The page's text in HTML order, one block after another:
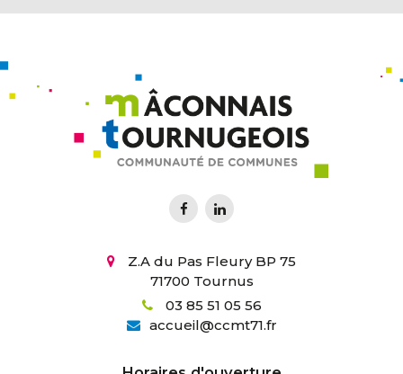
Z.A du Pas Fleury BP 75
71700 Tournus
03 85 51 05 56
accueil@ccmt71.fr